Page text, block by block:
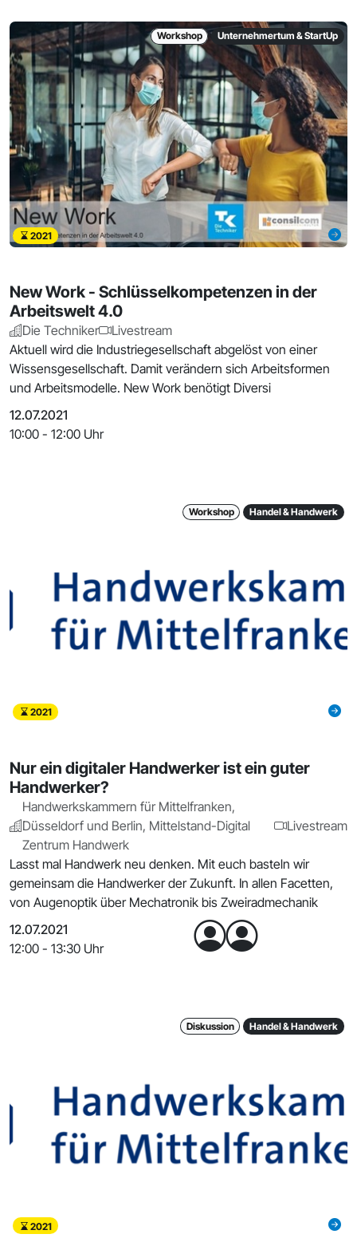
Workshop Unternehmertum & StartUp
2021
New Work - Schlüsselkompetenzen in der
Arbeitswelt 4.0
Die Techniker
Livestream
Aktuell wird die Industriegesellschaft abgelöst von einer
Wissensgesellschaft. Damit verändern sich Arbeitsformen
und Arbeitsmodelle. New Work benötigt Diversi
12.07.2021
10:00 - 12:00 Uhr
Workshop Handel & Handwerk
2021
Nur ein digitaler Handwerker ist ein guter
Handwerker?
Handwerkskammern für Mittelfranken,
Düsseldorf und Berlin, Mittelstand-Digital
Zentrum Handwerk
Livestream
Lasst mal Handwerk neu denken. Mit euch basteln wir
gemeinsam die Handwerker der Zukunft. In allen Facetten,
von Augenoptik über Mechatronik bis Zweiradmechanik
12.07.2021
12:00 - 13:30 Uhr
Diskussion Handel & Handwerk
2021